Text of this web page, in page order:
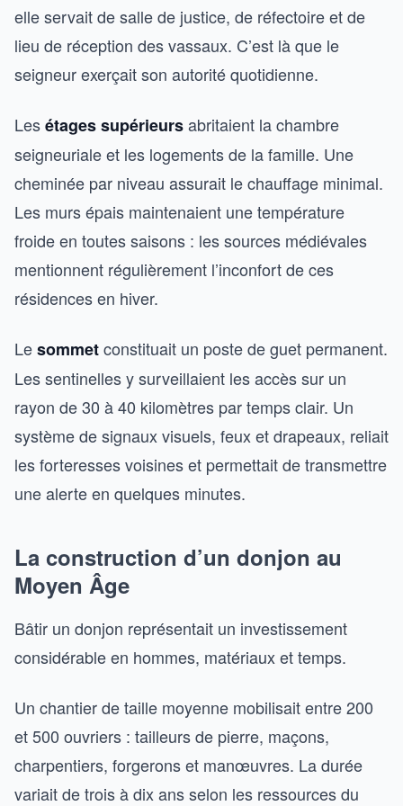
elle servait de salle de justice, de réfectoire et de
lieu de réception des vassaux. C’est là que le
seigneur exerçait son autorité quotidienne.
Lesétages supérieursabritaient la chambre
seigneuriale et les logements de la famille. Une
cheminée par niveau assurait le chauffage minimal.
Les murs épais maintenaient une température
froide en toutes saisons : les sources médiévales
mentionnent régulièrement l’inconfort de ces
résidences en hiver.
Lesommetconstituait un poste de guet permanent.
Les sentinelles y surveillaient les accès sur un
rayon de 30 à 40 kilomètres par temps clair. Un
système de signaux visuels, feux et drapeaux, reliait
les forteresses voisines et permettait de transmettre
une alerte en quelques minutes.
La construction d’un donjon au
Moyen Âge
Bâtir un donjon représentait un investissement
considérable en hommes, matériaux et temps.
Un chantier de taille moyenne mobilisait entre 200
et 500 ouvriers : tailleurs de pierre, maçons,
charpentiers, forgerons et manœuvres. La durée
variait de trois à dix ans selon les ressources du